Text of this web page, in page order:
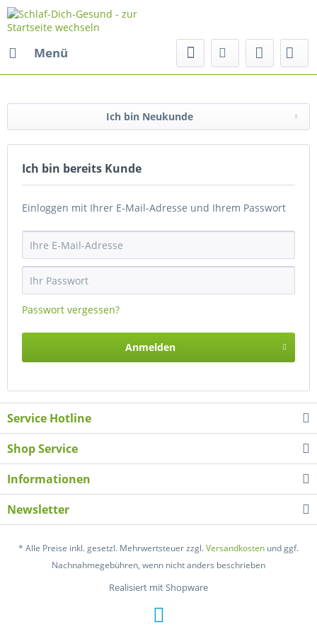
Menü
Ich bin Neukunde
Ich bin bereits Kunde
Einloggen mit Ihrer E-Mail-Adresse und Ihrem Passwort
Passwort vergessen?
Anmelden
Service Hotline
Shop Service
Informationen
Newsletter
* Alle Preise inkl. gesetzl. Mehrwertsteuer zzgl.Versandkosten und ggf.
Nachnahmegebühren, wenn nicht anders beschrieben
Realisiert mit Shopware